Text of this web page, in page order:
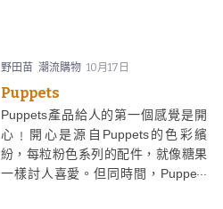
野田苗 潮流購物 10月17日
Puppets
Puppets產品給人的第一個感覺是開
心﹗開心是源自Puppets的色彩繽
紛，每粒粉色系列的配件，就像糖果
一樣討人喜愛。但同時間，Puppets